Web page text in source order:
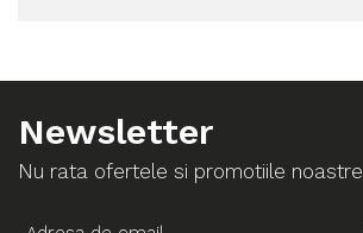
Newsletter
Nu rata ofertele si promotiile noastre